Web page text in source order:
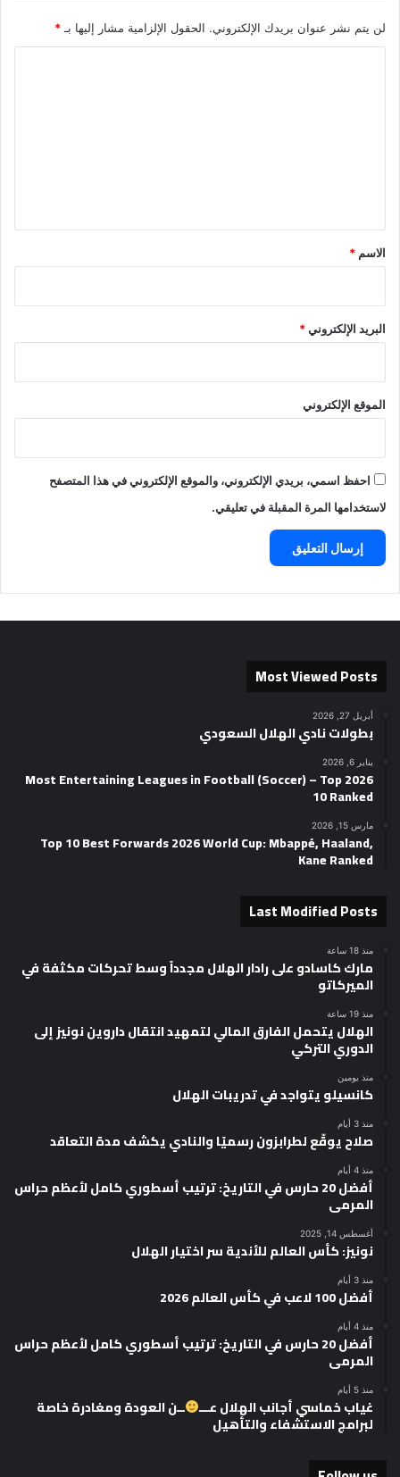
لن يتم نشر عنوان بريدك الإلكتروني. الحقول الإلزامية مشار إليها بـ *
*
الاسم *
البريد الإلكتروني*
الموقع الإلكتروني
احفظ اسمي، بريدي الإلكتروني، والموقع الإلكتروني في هذا المتصفح
لاستخدامها المرة المقبلة في تعليقي.
Most Viewed Posts
أبريل 27, 2026
بطولات نادي الهلال السعودي
يناير 6, 2026
2026 Most Entertaining Leagues in Football (Soccer) – Top
10 Ranked
مارس 15, 2026
Top 10 Best Forwards 2026 World Cup: Mbappé, Haaland,
Kane Ranked
Last Modified Posts
منذ 18 ساعة
مارك كاسادو على رادار الهلال مجدداً وسط تحركات مكثفة في
الميركاتو
منذ 19 ساعة
الهلال يتحمل الفارق المالي لتمهيد انتقال داروين نونيز إلى
الدوري التركي
منذ يومين
كانسيلو يتواجد في تدريبات الهلال
منذ 3 أيام
صلاح يوقّع لطرابزون رسميًا والنادي يكشف مدة التعاقد
منذ 4 أيام
أفضل 20 حارس في التاريخ: ترتيب أسطوري كامل لأعظم حراس
المرمى
أغسطس 14, 2025
نونيز: كأس العالم للأندية سر اختيار الهلال
منذ 3 أيام
أفضل 100 لاعب في كأس العالم 2026
منذ 4 أيام
أفضل 20 حارس في التاريخ: ترتيب أسطوري كامل لأعظم حراس
المرمى
منذ 5 أيام
غياب خماسي أجانب الهلال عـــ ــن العودة ومغادرة خاصة
لبرامج الاستشفاء والتأهيل